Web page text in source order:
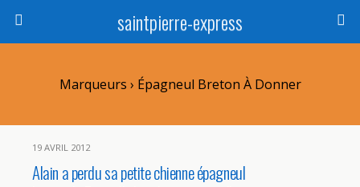
saintpierre-express
Marqueurs › Épagneul Breton À Donner
19 AVRIL 2012
Alain a perdu sa petite chienne épagneul